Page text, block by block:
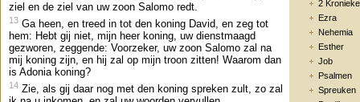
2
Ezra
Nehemia
Esther
Job
Psalmen
Spreuken
ziel en de ziel van uw zoon Salomo redt.
13 Ga heen, en treed in tot den koning David, en zeg tot
hem: Hebt gij niet, mijn heer koning, uw dienstmaagd
gezworen, zeggende: Voorzeker, uw zoon Salomo zal na
mij koning zijn, en hij zal op mijn troon zitten! Waarom dan
is Adonia koning?
14 Zie, als gij daar nog met den koning spreken zult, zo zal